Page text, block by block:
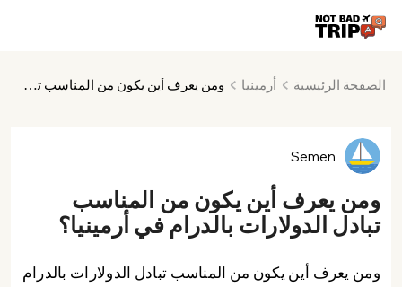
الصفحة الرئيسية أرمينيا ومن يعرف أين يكون من المناسب تبادل الدولارات بالدرام في أرمينيا؟
Semen
ومن يعرف أين يكون من المناسب
تبادل الدولارات بالدرام في أرمينيا؟
ومن يعرف أين يكون من المناسب تبادل الدولارات بالدرام